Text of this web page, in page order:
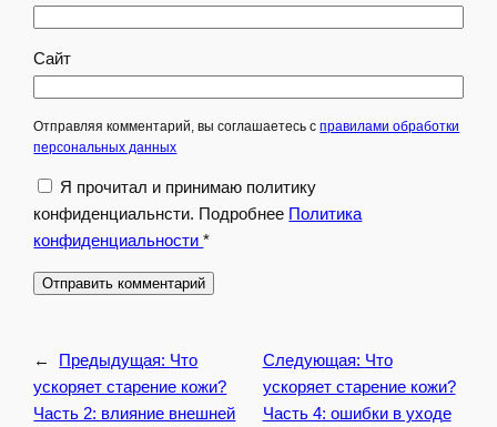
Сайт
Отправляя комментарий, вы соглашаетесь справилами обработки
персональных данных
Я прочитал и принимаю политику
конфиденциальнсти. Подробнее Политика
конфиденциальности*
← Предыдущая: Что
ускоряет старение кожи?
Часть 2: влияние внешней
Следующая: Что
ускоряет старение кожи?
Часть 4: ошибки в уходе